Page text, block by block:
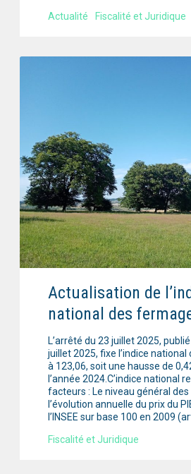
Actualité
Fiscalité et Juridique
Actualisation de
national des
L’arrêté du 23 juillet 2025,
juillet 2025, fixe l’indice
à 123,06, soit une hausse de
l’année 2024.C’indice national
facteurs : Le niveau général
l’évolution annuelle du prix du
l’INSEE sur base 100 en 2009
Fiscalité et Juridique